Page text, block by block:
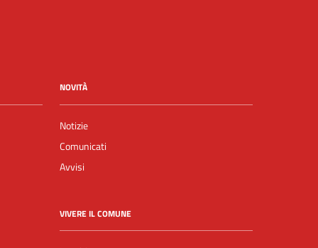
NOVITÀ
Notizie
Comunicati
Avvisi
VIVERE IL COMUNE